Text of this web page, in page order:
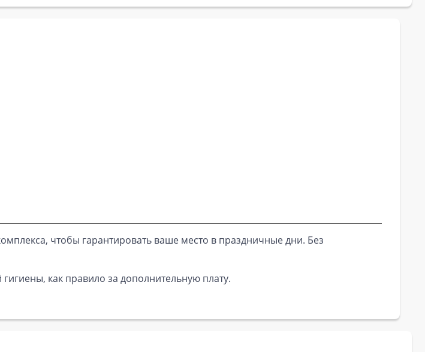
чтобы гарантировать ваше место в праздничные дни. Без
как правило за дополнительную плату.